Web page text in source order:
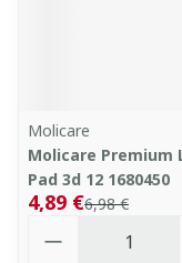
Molicare
Molicare Premium
Pad 3d 12 1680450
6,98 €
4,89 €